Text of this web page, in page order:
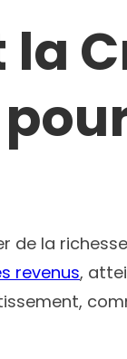
de la
revenus,